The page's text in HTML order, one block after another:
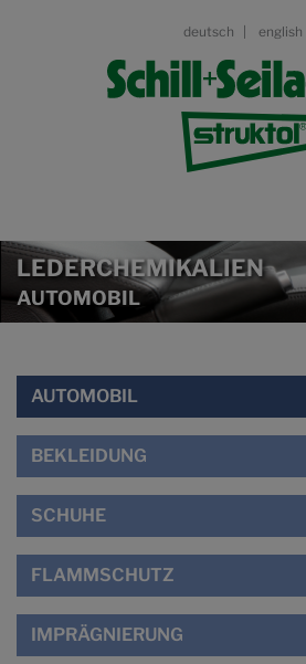
deutsch english
LEDERCHEMIKALIEN
AUTOMOBIL
AUTOMOBIL
BEKLEIDUNG
SCHUHE
FLAMMSCHUTZ
IMPRÄGNIERUNG